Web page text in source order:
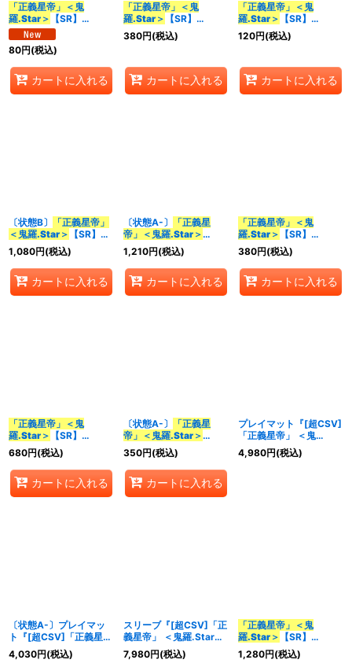
カテゴリ
特集:
「正義星帝」＜鬼
羅.Star＞
【SR】
{26EX110/50}《光》
80円(税込)
カートに入れる
「正義星帝」＜鬼
羅.Star＞
【SR】
{RP174A/20}《光》
380円(税込)
カートに入れる
「正義星帝」＜鬼
羅.Star＞
【SR】
{22BD25/17}《多》
120円(税込)
カートに入れる
〔状態B〕
「正義星帝」
＜鬼羅.Star＞ 【SR】
{RP174B/20}《多》
1,080円(税込)
カートに入れる
〔状態A-〕
「正義星
帝」＜鬼羅.Star＞
【SR】{RP174B/20}
《多》
1,210円(税込)
カートに入れる
「正義星帝」＜鬼
羅.Star＞ 【SR】
{22EX1超3/超50}
《光》
380円(税込)
カートに入れる
「正義星帝」＜鬼
羅.Star＞ 【SR】
{22EX1超G2/超G10}
《光》
680円(税込)
カートに入れる
〔状態A-〕
「正義星
帝」＜鬼羅.Star＞
【SR】{22EX1超3/超
50}《光》
350円(税込)
カートに入れる
プレイマット『[超CSV]
「正義星帝」 ＜鬼
羅.Star＞』【サプラ
イ】{-}
4,980円(税込)
〔状態A-〕プレイマッ
ト『[超CSV]「正義星
帝」 ＜鬼羅.Star＞』
【サプライ】{-}
4,030円(税込)
スリーブ『[超CSV]「正
義星帝」 ＜鬼羅.Star
＞』60枚入り【サプラ
イ】{-}
7,980円(税込)
「正義星帝」＜鬼
羅.Star＞ 【SR】
{RP174B/20}《多》
1,280円(税込)